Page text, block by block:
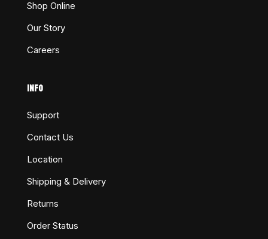
Shop Online
Our Story
Careers
INFO
Support
Contact Us
Location
Shipping & Delivery
Returns
Order Status